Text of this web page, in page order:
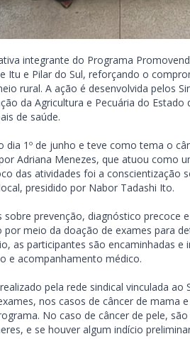
integrante do Programa
Itu e Pilar do Sul, reforçando o
rural. A ação é desenvolvida pelos
da Agricultura e Pecuária do Estado
de saúde.
dia 1º de junho e teve como tema o
Adriana Menezes, que atuou como
das atividades foi a
presidido por Nabor Tadashi Ito.
prevenção, diagnóstico precoce
meio da doação de exames para
as participantes são encaminhadas e
e acompanhamento médico.
pela rede sindical vinculada ao
nos casos de câncer de mama
No caso de câncer de pele,
e se houver algum indício